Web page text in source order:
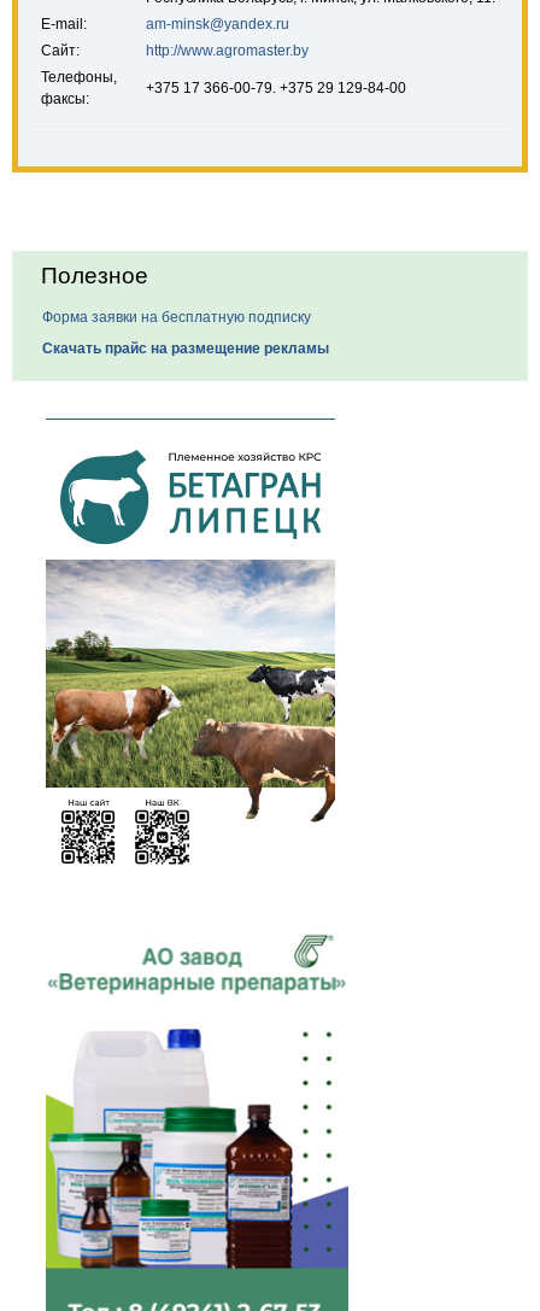
E-mail:
am-minsk@yandex.ru
Сайт:
http://www.agromaster.by
Телефоны,
факсы:
+375 17 366-00-79. +375 29 129-84-00
Полезное
Форма заявки на бесплатную подписку
Скачать прайс на размещение рекламы